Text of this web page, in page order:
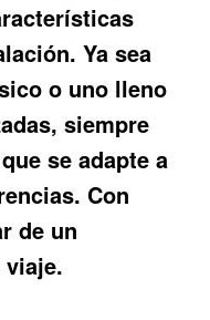
Ya sea
o uno lleno
siempre
se adapte a
Con
de un
viaje.